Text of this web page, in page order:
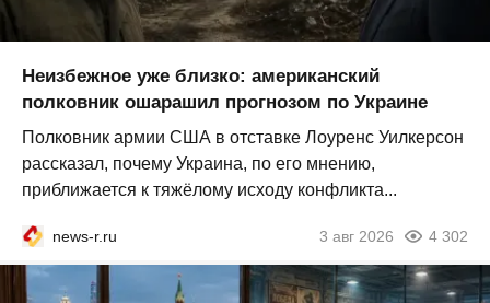
Неизбежное уже близко: американский
полковник ошарашил прогнозом по Украине
Полковник армии США в отставке Лоуренс Уилкерсон
рассказал, почему Украина, по его мнению,
приближается к тяжёлому исходу конфликта...
news-r.ru 3 авг 2026 4 302